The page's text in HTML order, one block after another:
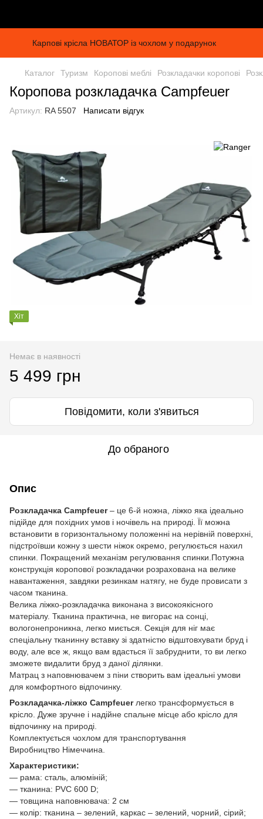
Карпові крісла НОВАТОР із чохлом у подарунок
Каталог Туризм Коропові меблі Розкладачки коропові
Коропова розкладачка Campfeuer
Артикул: RA 5507 Написати відгук
Хіт
Немає в наявності
5 499 грн
Повідомити, коли з'явиться
До обраного
Опис
Розкладачка Campfeuer– це 6-й ножна, ліжко яка ідеально
підійде для похідних умов і ночівель на природі. Її можна
встановити в горизонтальному положенні на нерівній поверхні,
підстроївши кожну з шести ніжок окремо, регулюється нахил
спинки. Покращений механізм регулювання спинки.Потужна
конструкція коропової розкладачки розрахована на велике
навантаження, завдяки резинкам натягу, не буде провисати з
часом тканина.
Велика ліжко-розкладачка виконана з високоякісного
матеріалу. Тканина практична, не вигорає на сонці,
вологонепроникна, легко миється. Секція для ніг має
спеціальну тканинну вставку зі здатністю відштовхувати бруд і
воду, але все ж, якщо вам вдасться її забруднити, то ви легко
зможете видалити бруд з даної ділянки.
Матрац з наповнювачем з піни створить вам ідеальні умови
для комфортного відпочинку.
Розкладачка-ліжко Campfeuerлегко трансформується в
крісло. Дуже зручне і надійне спальне місце або крісло для
відпочинку на природі.
Комплектується чохлом для транспортування
Виробництво Німеччина.
Характеристики:
— рама: сталь, алюміній;
— тканина: PVC 600 D;
— товщина наповнювача: 2 см
— колір: тканина – зелений, каркас – зелений, чорний, сірий;